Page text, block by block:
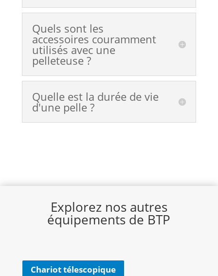
Quels sont les
accessoires couramment
utilisés avec une
pelleteuse ?
Quelle est la durée de vie
d'une pelle ?
Explorez nos autres
équipements de BTP
Chariot télescopique